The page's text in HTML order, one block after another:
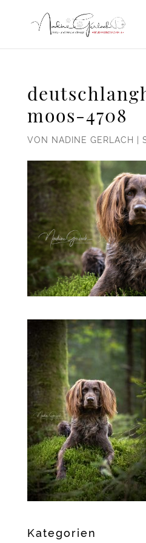
moos-4708
VON NADINE GERLACH
Kategorien